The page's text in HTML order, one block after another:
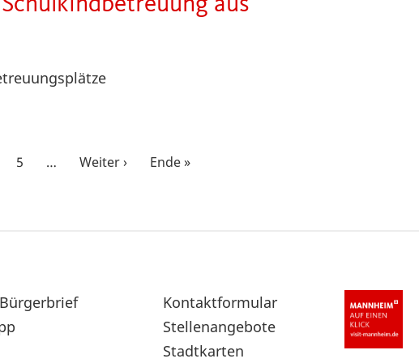
Seite
5 …
Nächste
Weiter ›
Letzte
Ende »
Sekundärnavigation
im
Fußbereich
Kontaktformular
Stellenangebote
Stadtkarten